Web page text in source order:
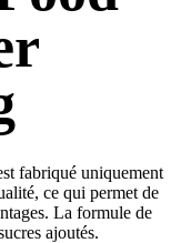
fabriqué uniquement
ce qui permet de
La formule de
ajoutés.